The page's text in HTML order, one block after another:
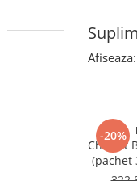
Afiseaza:
-20%
Cholest
(pachet